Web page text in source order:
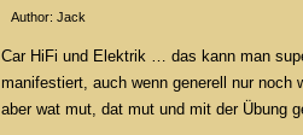
Author: Jack
Car HiFi und Elektrik … das kann man
manifestiert, auch wenn generell nur
aber wat mut, dat mut und mit der Übung